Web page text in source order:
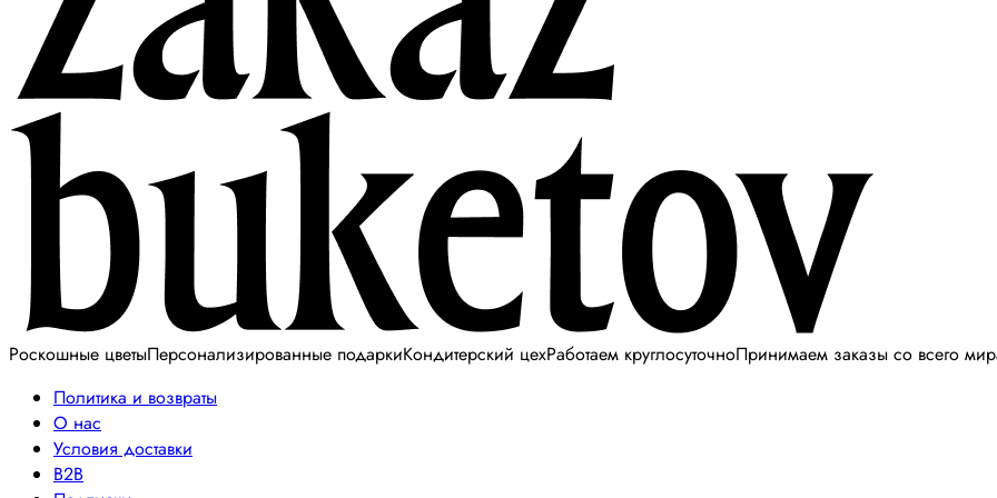
Роскошные цветыПерсонализированные подаркиКондитерский цехРаботаем круглосуточноПринимаем заказы со всего
Политика и возвраты
О нас
Условия доставки
B2B